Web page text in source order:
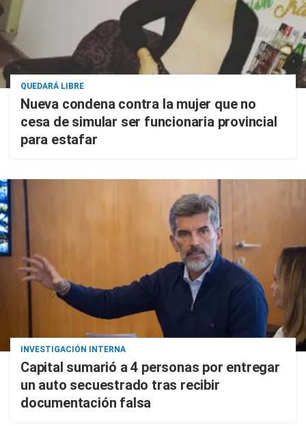
QUEDARÁ LIBRE
Nueva condena contra la mujer que no
cesa de simular ser funcionaria provincial
para estafar
INVESTIGACIÓN INTERNA
Capital sumarió a 4 personas por entregar
un auto secuestrado tras recibir
documentación falsa